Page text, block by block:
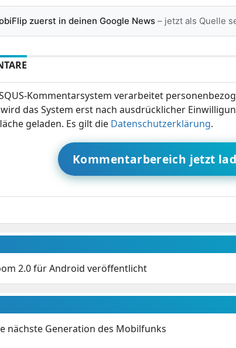
zuerst in deinen Google News– jetzt als Quelle
Kommentarsystem verarbeitet
das System erst nach ausdrücklicher
geladen. Es gilt die Datenschutzerklärung.
Kommentarbereich jetzt
2.0 für Android veröffentlicht
nächste Generation des Mobilfunks